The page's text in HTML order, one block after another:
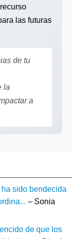
las futuras
de tu
la
a
sido bendecida
– Sonia
de que los